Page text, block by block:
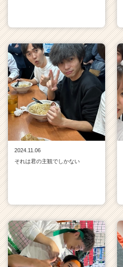
2024.11.06
それは君の主観でしかない